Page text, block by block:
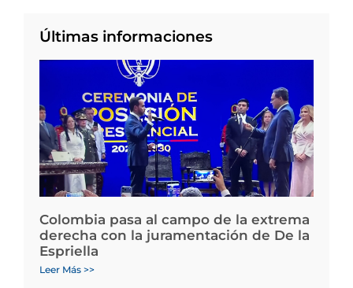
Últimas informaciones
Colombia pasa al campo de la extrema
derecha con la juramentación de De la
Espriella
Leer Más >>